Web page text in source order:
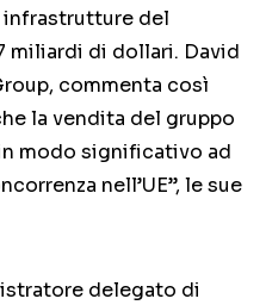
del
miliardi di dollari. David
commenta così
la vendita del gruppo
modo significativo ad
nell’UE”, le sue
delegato di